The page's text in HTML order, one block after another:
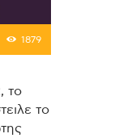
1879
το
το